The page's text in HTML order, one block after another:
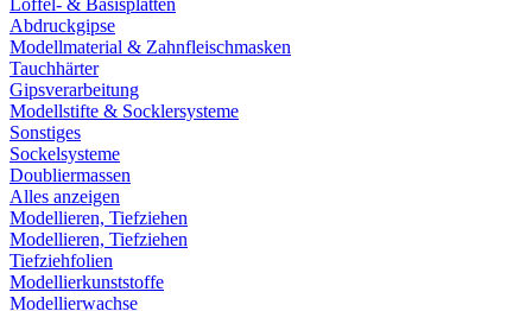
Löffel- & Basisplatten
Abdruckgipse
Modellmaterial & Zahnfleischmasken
Tauchhärter
Gipsverarbeitung
Modellstifte & Socklersysteme
Sonstiges
Sockelsysteme
Doubliermassen
Alles anzeigen
Modellieren, Tiefziehen
Modellieren, Tiefziehen
Tiefziehfolien
Modellierkunststoffe
Modellierwachse